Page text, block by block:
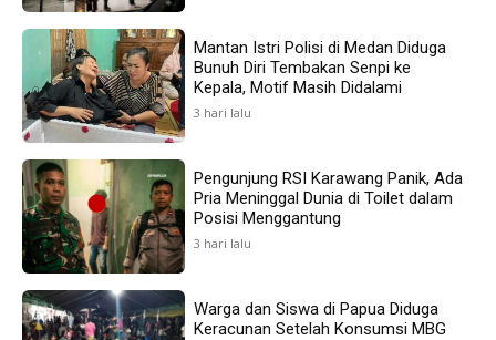
Mantan Istri Polisi di Medan Diduga
Bunuh Diri Tembakan Senpi ke
Kepala, Motif Masih Didalami
3 hari lalu
Pengunjung RSI Karawang Panik, Ada
Pria Meninggal Dunia di Toilet dalam
Posisi Menggantung
3 hari lalu
Warga dan Siswa di Papua Diduga
Keracunan Setelah Konsumsi MBG